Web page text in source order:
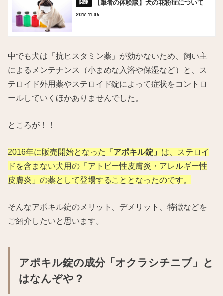
【筆者の体験談】犬の花粉症について
2017.11.06
中でも犬は「抗ヒスタミン薬」が効かないため、飼い主
によるメンテナンス（小まめな入浴や保湿など）と、ス
テロイド外用薬やステロイド錠によって症状をコントロ
ールしていくほかありませんでした。
ところが！！
2016年に販売開始となった 「アポキル錠」 は、ステロイ
ドを含まない犬用の「アトピー性皮膚炎・アレルギー性
皮膚炎」の薬として登場することとなったのです。
そんなアポキル錠のメリット、デメリット、特徴などを
ご紹介したいと思います。
アポキル錠の成分「オクラシチニブ」と
はなんぞや？